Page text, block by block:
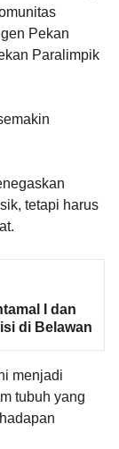
Pekan
Paralimpik
tetapi harus
I dan
di Belawan
menjadi
tubuh yang